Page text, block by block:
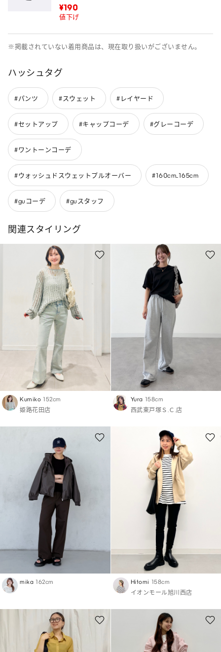
¥190
値下げ
※掲載されていない着用商品は、現在取り扱いがございません。
ハッシュタグ
#パンツ #スウェット #レイヤード
#セットアップ #キャップコーデ #グレーコーデ
#ワントーンコーデ
#ウォッシュドスウェットプルオーバー #160cm_165cm
#guコーデ #guスタッフ
関連スタイリング
Kumiko 152cm
姫路花田店
Yura 158cm
西武東戸塚Ｓ.Ｃ.店
mika 162cm Hitomi 158cm
イオンモール旭川西店